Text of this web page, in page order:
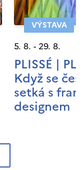
VÝSTAVA
5. 8. - 29. 8.
PLISSÉ |
Když se
setká s
designem